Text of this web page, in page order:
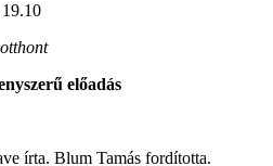
előadás
írta. Blum Tamás fordította.